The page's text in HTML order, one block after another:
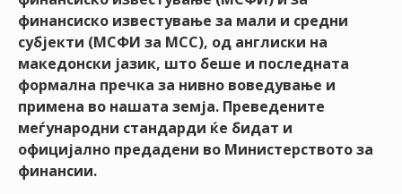
КОНТАКТ
НАЈАВА
ЗА
ЧЛЕНОВИ
АЖУРИРАЈ
ПОДАТОЦИ
финансиско известување за мали и средни
субјекти (МСФИ за МСС), од англиски на
македонски јазик, што беше и последната
формална пречка за нивно воведување и
примена во нашата земја. Преведените
меѓународни стандарди ќе бидат и
официјално предадени во Министерството за
финансии.